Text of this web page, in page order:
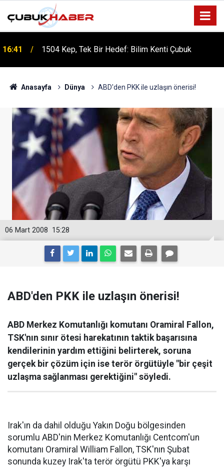
16:41 1504 Kep, Tek Bir Hedef: Bilim Kenti Çubuk
Anasayfa Dünya ABD'den PKK ile uzlaşın önerisi!
15:28
06 Mart 2008
ABD'den PKK ile uzlaşın önerisi!
ABD Merkez Komutanlığı komutanı Oramiral Fallon,
TSK'nın sınır ötesi harekatının taktik başarısına
kendilerinin yardım ettiğini belirterek, soruna
gerçek bir çözüm için ise terör örgütüyle "bir çeşit
uzlaşma sağlanması gerektiğini" söyledi.
Irak'ın da dahil olduğu Yakın Doğu bölgesinden
sorumlu ABD'nin Merkez Komutanlığı Centcom'un
komutanı Oramiral William Fallon, TSK'nın Şubat
sonunda kuzey Irak'ta terör örgütü PKK'ya karşı